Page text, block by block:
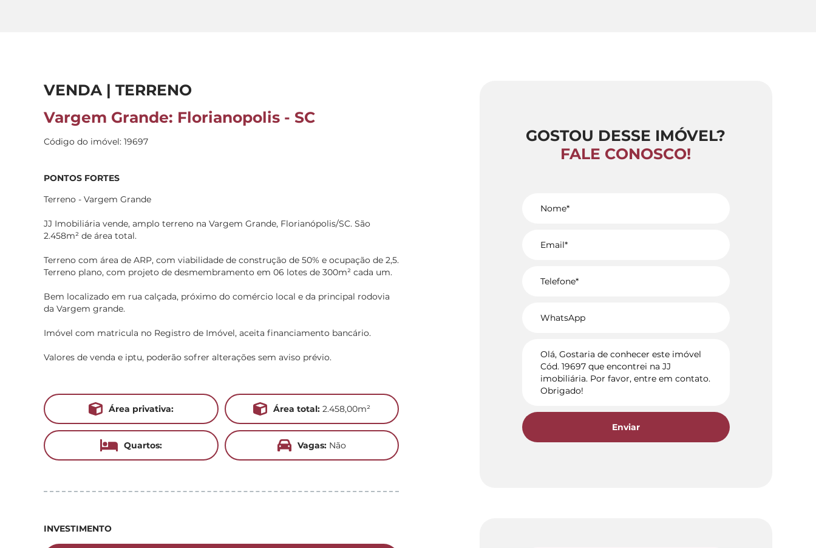
VENDA | TERRENO
Vargem Grande: Florianopolis - SC
Código do imóvel: 19697
PONTOS FORTES
Terreno - Vargem Grande
JJ Imobiliária vende, amplo terreno na Vargem Grande, Florianópolis/SC. São
2.458m² de área total.
Terreno com área de ARP, com viabilidade de construção de 50% e ocupação de 2,5.
Terreno plano, com projeto de desmembramento em 06 lotes de 300m² cada um.
Bem localizado em rua calçada, próximo do comércio local e da principal rodovia
da Vargem grande.
Imóvel com matricula no Registro de Imóvel, aceita financiamento bancário.
Valores de venda e iptu, poderão sofrer alterações sem aviso prévio.
Área privativa: Área total:2.458,00m²
Quartos: Vagas:Não
INVESTIMENTO
GOSTOU DESSE IMÓVEL?
FALE CONOSCO!
Enviar